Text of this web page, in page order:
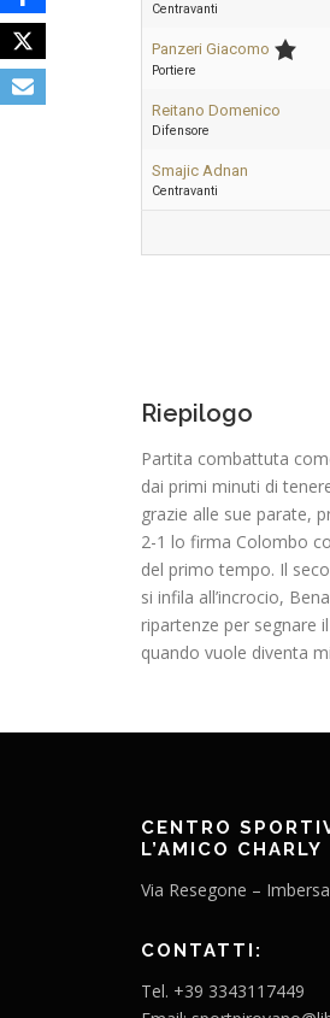
Centravanti
Panzeri Giacomo
Portiere
Reitano Domenico
Difensore
Smajic Adnan
Centravanti
Riepilogo
Partita combattuta
dai primi minuti di
grazie alle sue parate,
2-1 lo firma Colombo
del primo tempo. Il
si infila all’incrocio,
ripartenze per segnare
quando vuole diventa
CENTRO
L’AMICO CHARLY
Via Resegone –
CONTATTI:
Tel. +39 3343117449